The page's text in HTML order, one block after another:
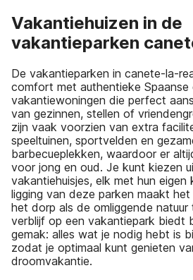
Vakantiehuizen in de
vakantieparken
De vakantieparken in canete-la-
comfort met authentieke Spaanse
vakantiewoningen die perfect
van gezinnen, stellen of
zijn vaak voorzien van extra
speeltuinen, sportvelden en
barbecueplekken, waardoor er
voor jong en oud. Je kunt kiezen
vakantiehuisjes, elk met hun eigen
ligging van deze parken maakt
het dorp als de omliggende natuur
verblijf op een vakantiepark biedt
gemak: alles wat je nodig hebt is
zodat je optimaal kunt genieten
droomvakantie.